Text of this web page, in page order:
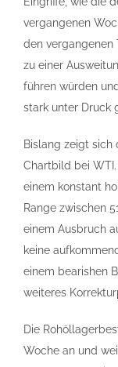
vergangenen
den vergangenen
zu einer
führen würden
stark unter Druck
Bislang zeigt sich
Chartbild bei
einem konstant
Range zwischen
einem Ausbruch
keine
einem bearishen
weiteres
Die
Woche an und